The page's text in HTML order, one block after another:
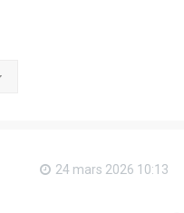
24 mars 2026 10:13